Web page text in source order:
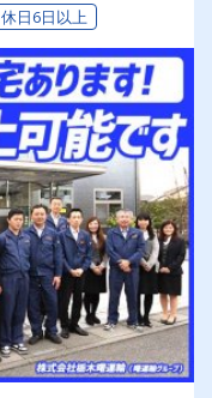
休日6日以上